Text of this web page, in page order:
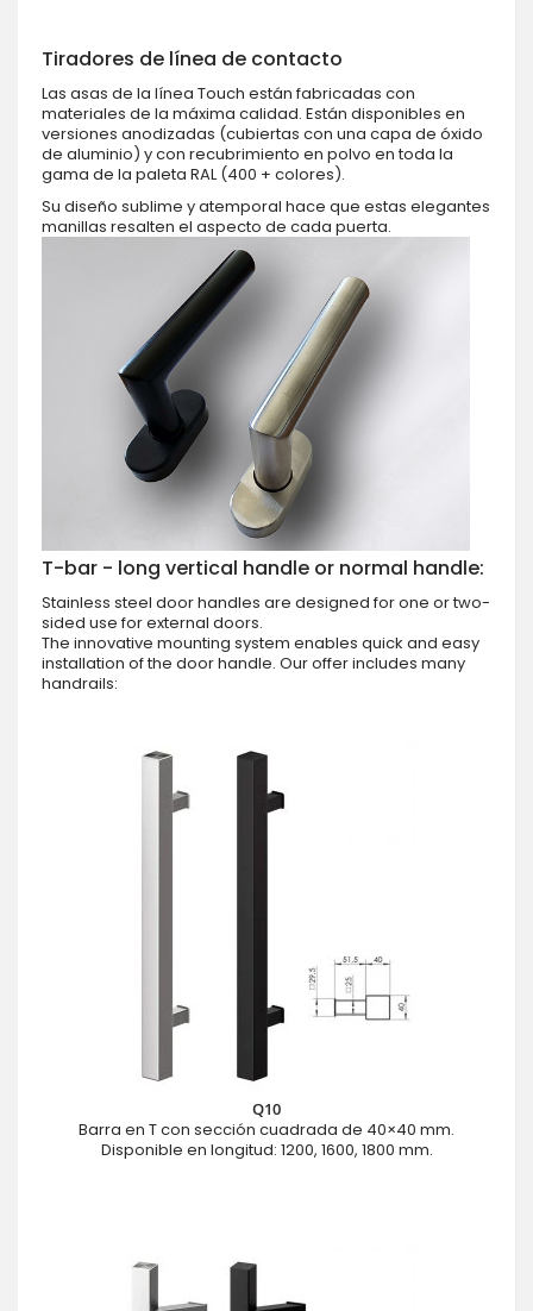
Tiradores de línea de contacto
Las asas de la línea Touch están fabricadas con
materiales de la máxima calidad. Están disponibles en
versiones anodizadas (cubiertas con una capa de óxido
de aluminio) y con recubrimiento en polvo en toda la
gama de la paleta RAL (400 + colores).
Su diseño sublime y atemporal hace que estas elegantes
manillas resalten el aspecto de cada puerta.
T-bar - long vertical handle or normal handle:
Stainless steel door handles are designed for one or two-
sided use for external doors.
The innovative mounting system enables quick and easy
installation of the door handle. Our offer includes many
handrails:
Q10
Barra en T con sección cuadrada de 40×40 mm.
Disponible en longitud: 1200, 1600, 1800 mm.